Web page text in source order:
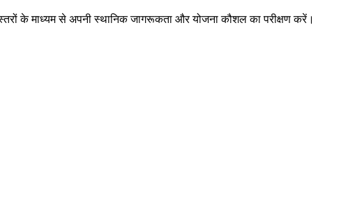
के माध्यम से अपनी स्थानिक जागरूकता और योजना कौशल का परीक्षण करें।